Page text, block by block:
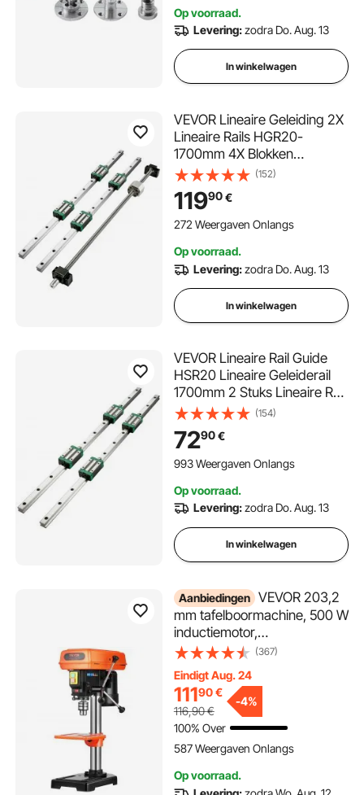
Op voorraad.
Levering:zodra Do. Aug. 13
In winkelwagen
VEVOR Lineaire Geleiding 2X
Lineaire Rails HGR20-
1700mm 4X Blokken
Kogelomloopspindel
RM1605-1700mm
BF12/BK12CNC Set
(152)
11990€
272 Weergaven Onlangs
Op voorraad.
Levering:zodra Do. Aug. 13
In winkelwagen
VEVOR Lineaire Rail Guide
HSR20 Lineaire Geleiderail
1700mm 2 Stuks Lineaire Rail
en Lagers Weinig Lawaai
Miniatuur Lineaire Rail voor
Automatiserings CNC-
Router/Draaibank/Werktuigm
(154)
7290€
993 Weergaven Onlangs
Op voorraad.
Levering:zodra Do. Aug. 13
In winkelwagen
Aanbiedingen VEVOR 203,2
mm tafelboormachine, 500 W
inductiemotor,
kolomboormachine met
tot 2500 tpm, 0-45°
kantelbare werktafel, LED,
tafelboormachine voor hout
en metaal
(367)
Eindigt Aug. 24
11190€
116,90€
-4%
100% Over
587 Weergaven Onlangs
Op voorraad.